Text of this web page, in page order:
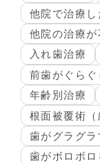
他院で治療
他院の治療が
入れ歯治療
前歯がぐらぐ
年齢別治療
根面被覆術（
歯がグラグ
歯がボロボ